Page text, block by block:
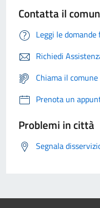
Contatta il
Leggi le
Richiedi
Chiama il
Prenota un
Problemi in città
Segnala